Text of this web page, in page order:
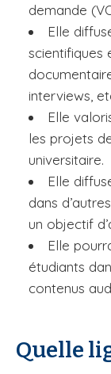
demande
Elle
scientifiques
interviews,
Elle
les projets
universitaire.
Elle
dans
un objectif
Elle
étudiants
contenus
Quelle